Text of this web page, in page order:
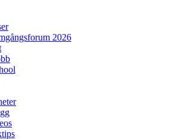
2026